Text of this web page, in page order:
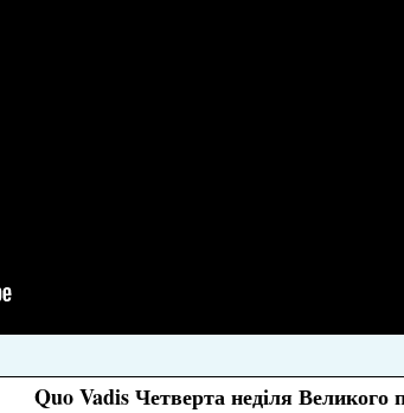
Quo Vadis Четверта неділя Великого